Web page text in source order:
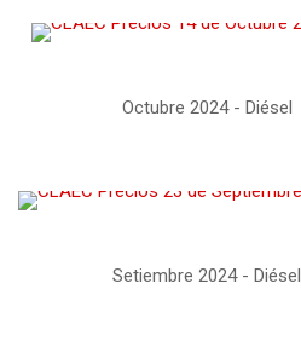
Octubre 2024 - Diésel
Setiembre 2024 - Diésel